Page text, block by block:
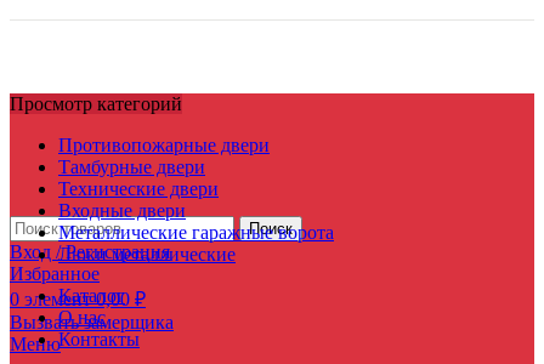
Поиск
Вход / Регистрация
Избранное
0 элемент 0,00 ₽
Вызвать замерщика
Меню
Просмотр категорий
Противопожарные двери
Тамбурные двери
Технические двери
Входные двери
Металлические гаражные ворота
Люки металлические
Каталог
О нас
Контакты